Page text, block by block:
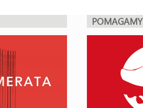
POMAGAMY